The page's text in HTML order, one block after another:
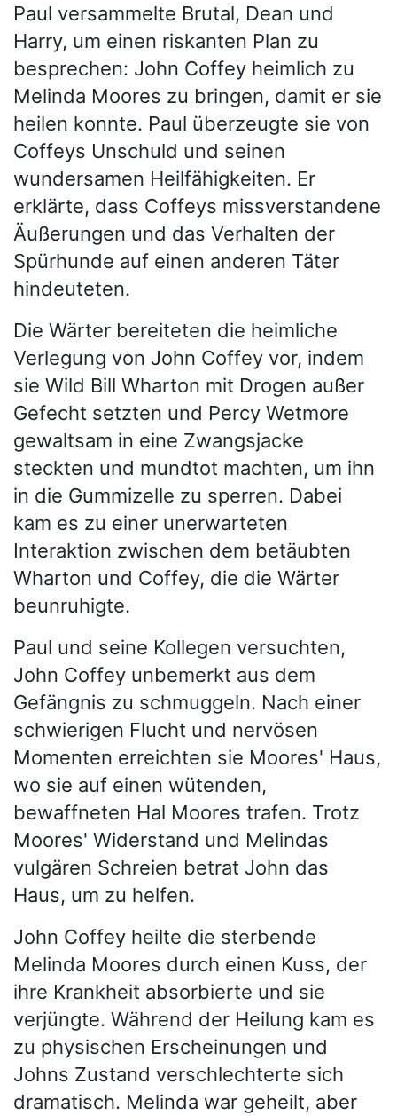
Paul versammelte Brutal, Dean und
Harry, um einen riskanten Plan zu
besprechen: John Coffey heimlich zu
Melinda Moores zu bringen, damit er sie
heilen konnte. Paul überzeugte sie von
Coffeys Unschuld und seinen
wundersamen Heilfähigkeiten. Er
erklärte, dass Coffeys missverstandene
Äußerungen und das Verhalten der
Spürhunde auf einen anderen Täter
hindeuteten.
Die Wärter bereiteten die heimliche
Verlegung von John Coffey vor, indem
sie Wild Bill Wharton mit Drogen außer
Gefecht setzten und Percy Wetmore
gewaltsam in eine Zwangsjacke
steckten und mundtot machten, um ihn
in die Gummizelle zu sperren. Dabei
kam es zu einer unerwarteten
Interaktion zwischen dem betäubten
Wharton und Coffey, die die Wärter
beunruhigte.
Paul und seine Kollegen versuchten,
John Coffey unbemerkt aus dem
Gefängnis zu schmuggeln. Nach einer
schwierigen Flucht und nervösen
Momenten erreichten sie Moores' Haus,
wo sie auf einen wütenden,
bewaffneten Hal Moores trafen. Trotz
Moores' Widerstand und Melindas
vulgären Schreien betrat John das
Haus, um zu helfen.
John Coffey heilte die sterbende
Melinda Moores durch einen Kuss, der
ihre Krankheit absorbierte und sie
verjüngte. Während der Heilung kam es
zu physischen Erscheinungen und
Johns Zustand verschlechterte sich
dramatisch. Melinda war geheilt, aber